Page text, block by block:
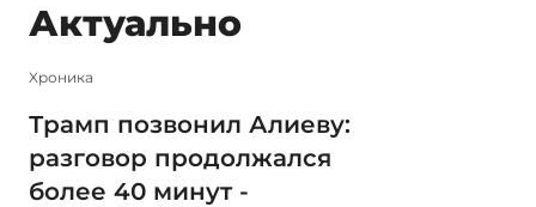
Актуально
Xроника
Трамп позвонил Алиеву:
разговор продолжался
более 40 минут -